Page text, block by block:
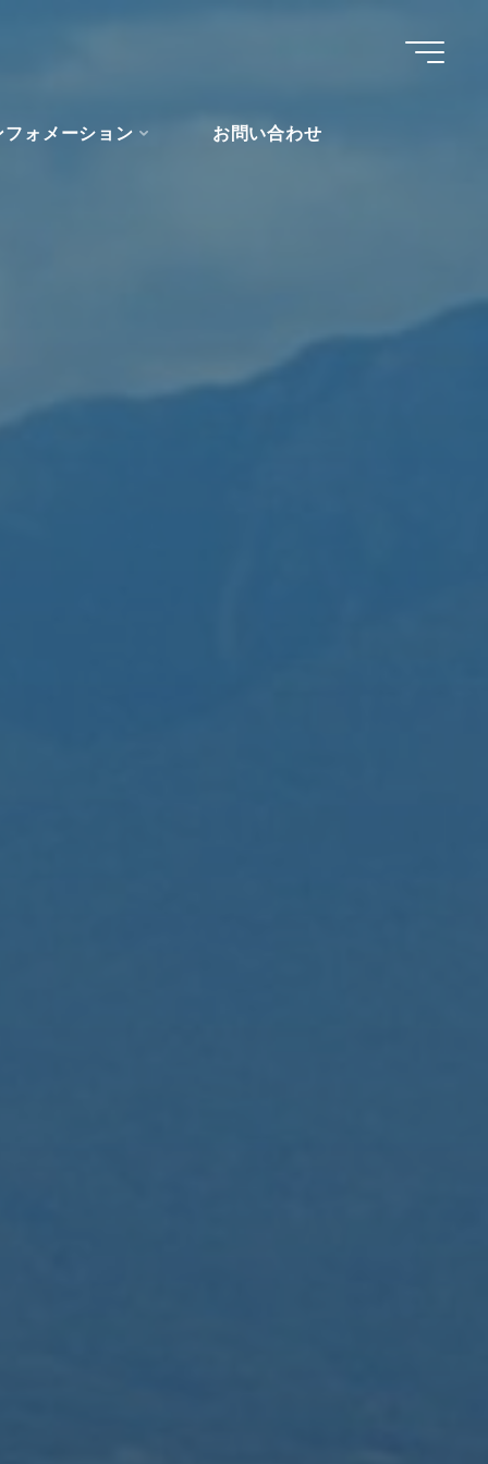
フォメーション お問い合わせ